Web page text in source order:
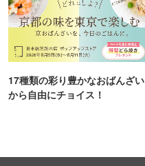
17種類の彩り豊かなおばんざい
から自由にチョイス！